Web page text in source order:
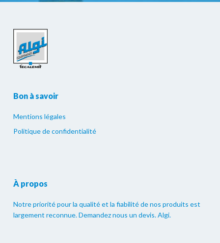
Bon à savoir
Mentions légales
Politique de confidentialité
À propos
Notre priorité pour la qualité et la fiabilité de nos produits est
largement reconnue. Demandez nous un devis. Algi.